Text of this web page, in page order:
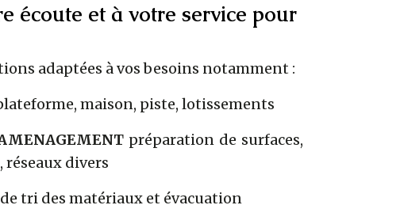
écoute et à votre service pour
adaptées à vos besoins notamment :
maison, piste, lotissements
préparation de surfaces,
réseaux divers
tri des matériaux et évacuation